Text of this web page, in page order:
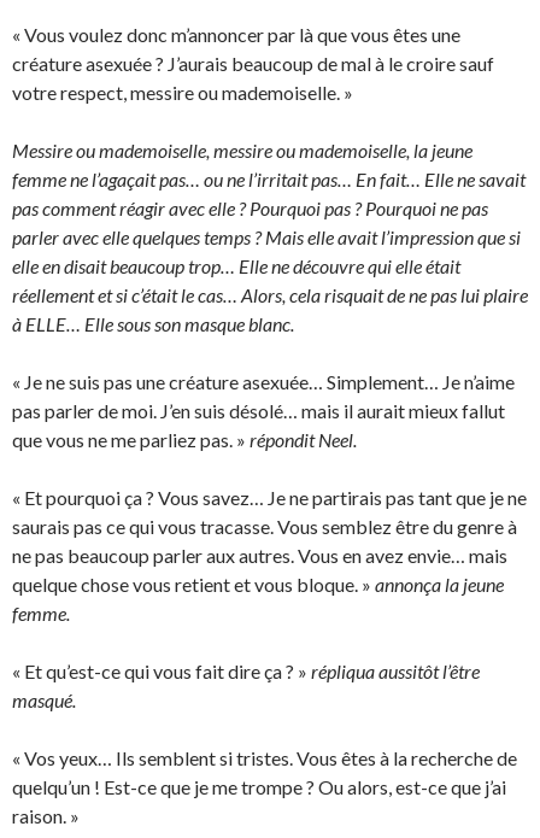
« Vous voulez donc m’annoncer par là que vous êtes une
créature asexuée ? J’aurais beaucoup de mal à le croire sauf
votre respect, messire ou mademoiselle. »
Messire ou mademoiselle, messire ou mademoiselle, la jeune
femme ne l’agaçait pas… ou ne l’irritait pas… En fait… Elle ne savait
pas comment réagir avec elle ? Pourquoi pas ? Pourquoi ne pas
parler avec elle quelques temps ? Mais elle avait l’impression que si
elle en disait beaucoup trop… Elle ne découvre qui elle était
réellement et si c’était le cas… Alors, cela risquait de ne pas lui plaire
à ELLE… Elle sous son masque blanc.
« Je ne suis pas une créature asexuée… Simplement… Je n’aime
pas parler de moi. J’en suis désolé… mais il aurait mieux fallut
que vous ne me parliez pas. » répondit Neel.
« Et pourquoi ça ? Vous savez… Je ne partirais pas tant que je ne
saurais pas ce qui vous tracasse. Vous semblez être du genre à
ne pas beaucoup parler aux autres. Vous en avez envie… mais
quelque chose vous retient et vous bloque. » annonça la jeune
femme.
« Et qu’est-ce qui vous fait dire ça ? » répliqua aussitôt l’être
masqué.
« Vos yeux… Ils semblent si tristes. Vous êtes à la recherche de
quelqu’un ! Est-ce que je me trompe ? Ou alors, est-ce que j’ai
raison. »